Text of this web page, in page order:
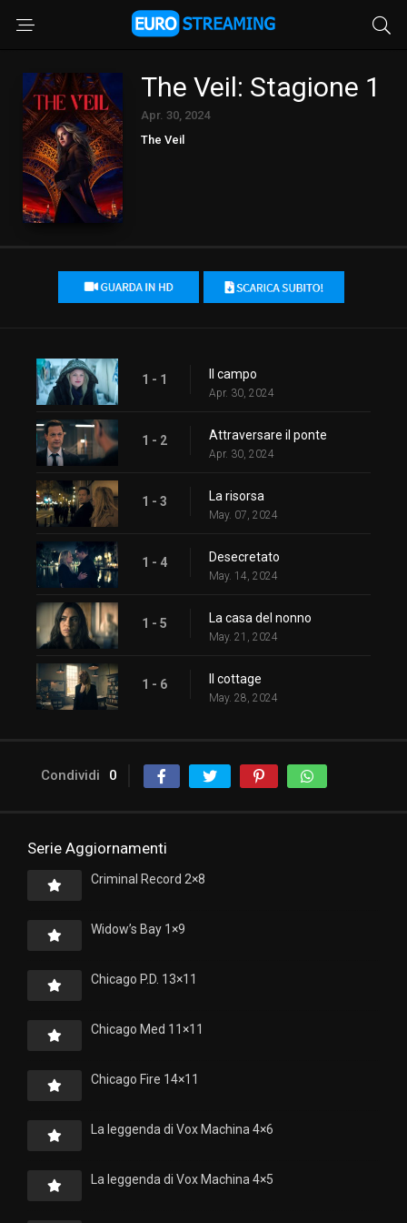
The Veil: Stagione 1
Apr. 30, 2024
The Veil
1 - 1 Il campo
Apr. 30, 2024
1 - 2 Attraversare il ponte
Apr. 30, 2024
1 - 3 La risorsa
May. 07, 2024
1 - 4 Desecretato
May. 14, 2024
1 - 5 La casa del nonno
May. 21, 2024
1 - 6 Il cottage
May. 28, 2024
Condividi 0
Serie Aggiornamenti
Criminal Record 2×8
Widow’s Bay 1×9
Chicago P.D. 13×11
Chicago Med 11×11
Chicago Fire 14×11
La leggenda di Vox Machina 4×6
La leggenda di Vox Machina 4×5